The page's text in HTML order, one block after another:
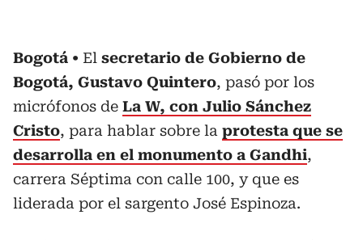
Bogotá El secretario de Gobierno de
Bogotá, Gustavo Quintero, pasó por los
micrófonos de La W, con Julio Sánchez
Cristo, para hablar sobre la protesta que se
desarrolla en el monumento a Gandhi,
carrera Séptima con calle 100, y que es
liderada por el sargento José Espinoza.